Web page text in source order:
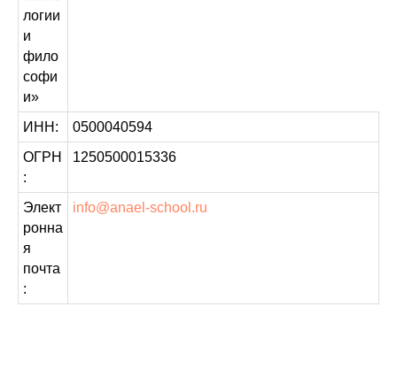
логии
и
фило
софи
и»
ИНН:
0500040594
ОГРН
:
1250500015336
Элект
ронна
я
почта
:
info@anael-school.ru